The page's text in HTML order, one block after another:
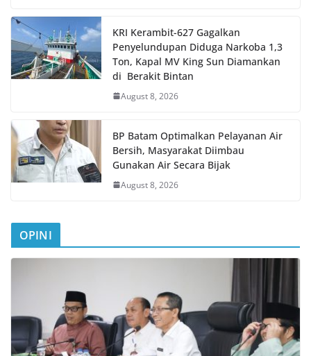
KRI Kerambit-627 Gagalkan
Penyelundupan Diduga Narkoba 1,3
Ton, Kapal MV King Sun Diamankan
di Berakit Bintan
August 8, 2026
BP Batam Optimalkan Pelayanan Air
Bersih, Masyarakat Diimbau
Gunakan Air Secara Bijak
August 8, 2026
OPINI